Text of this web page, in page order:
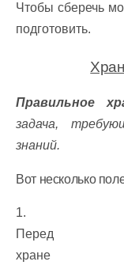
Чтобы сберечь
подготовить.
Правильное
задача,
знаний.
Вот несколько
1.
Перед
хране